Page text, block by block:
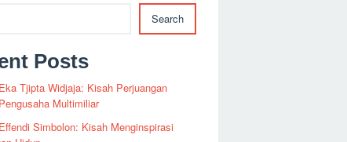
Search
Posts
Tjipta Widjaja: Kisah Perjuangan
Multimiliar
Simbolon: Kisah Menginspirasi